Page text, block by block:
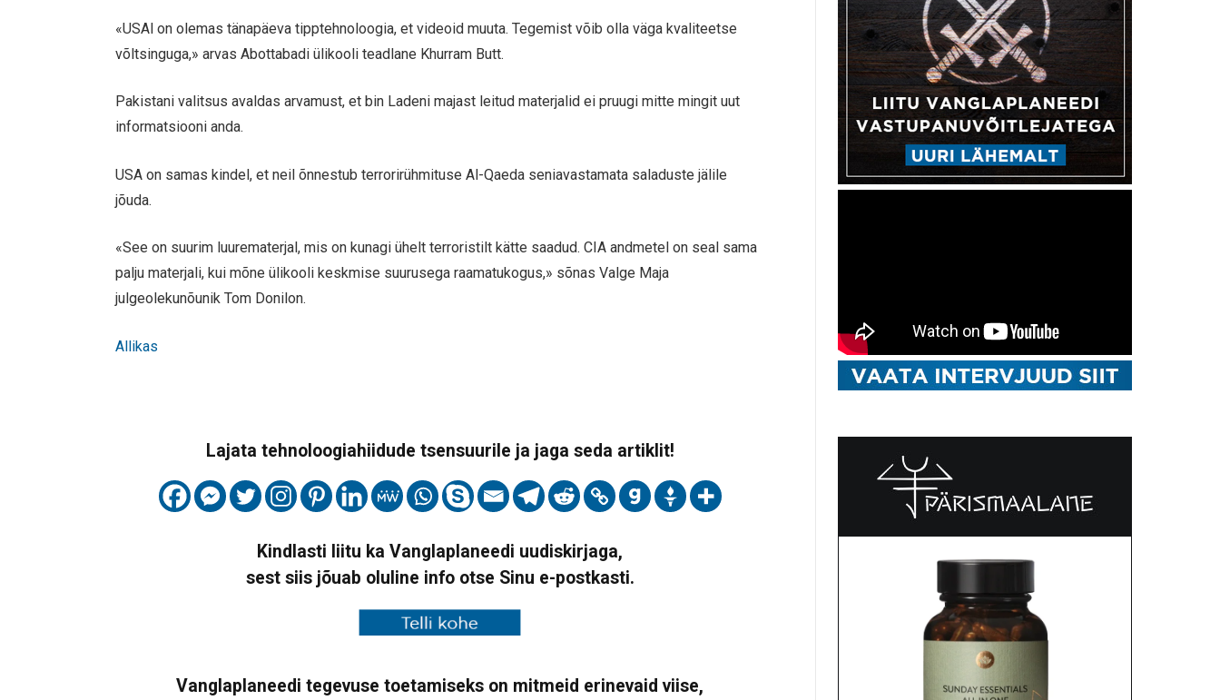
«USAl on olemas tänapäeva tipptehnoloogia, et videoid muuta. Tegemist võib olla väga kvaliteetse
võltsinguga,» arvas Abottabadi ülikooli teadlane Khurram Butt.
Pakistani valitsus avaldas arvamust, et bin Ladeni majast leitud materjalid ei pruugi mitte mingit uut
informatsiooni anda.
USA on samas kindel, et neil õnnestub terrorirühmituse Al-Qaeda seniavastamata saladuste jälile
jõuda.
«See on suurim luurematerjal, mis on kunagi ühelt terroristilt kätte saadud. CIA andmetel on seal sama
palju materjali, kui mõne ülikooli keskmise suurusega raamatukogus,» sõnas Valge Maja
julgeolekunõunik Tom Donilon.
Allikas
Lajata tehnoloogiahiidude tsensuurile ja jaga seda artiklit!
Kindlasti liitu ka Vanglaplaneedi uudiskirjaga,
sest siis jõuab oluline info otse Sinu e-postkasti.
Vanglaplaneedi tegevuse toetamiseks on mitmeid erinevaid viise,